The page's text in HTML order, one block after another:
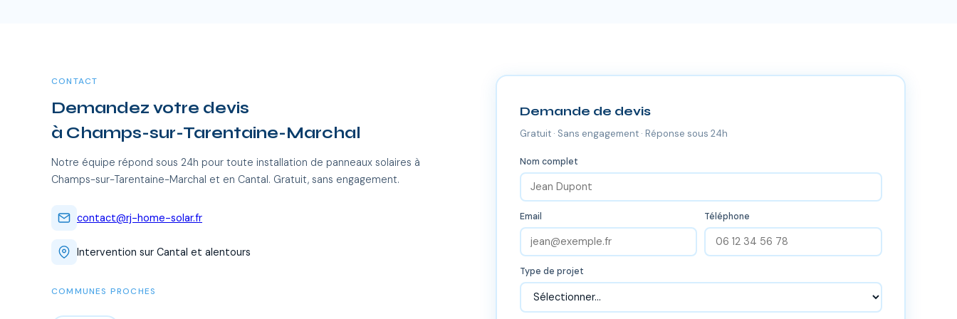
CONTACT
Demandez votre devis
à Champs-sur-Tarentaine-Marchal
Notre équipe répond sous 24h pour toute installation de panneaux solaires à
Champs-sur-Tarentaine-Marchal et en Cantal. Gratuit, sans engagement.
contact@rj-home-solar.fr
Intervention sur Cantal et alentours
COMMUNES PROCHES
Demande de devis
Gratuit · Sans engagement · Réponse sous 24h
Nom complet
Email Téléphone
Type de projet